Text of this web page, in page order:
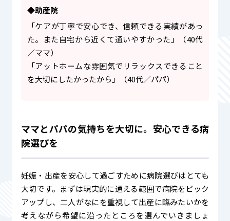
◆助産院
「ケアが丁寧で安心でき、信頼できる実績があっ
た。また自宅から近くて通いやすかった」（40代
／ママ）
「アットホームな雰囲気でリラックスできること
を大切にしたかったから」（40代／パパ）
ママとパパの気持ちを大切に。安心できる病
院選びを
妊娠・出産を安心して過ごすために病院選びはとても
大切です。まずは現実的に通える範囲で病院をピック
アップし、二人がなにを重視して出産に臨みたいかを
考えながら希望に沿ったところを選んでいきましょ